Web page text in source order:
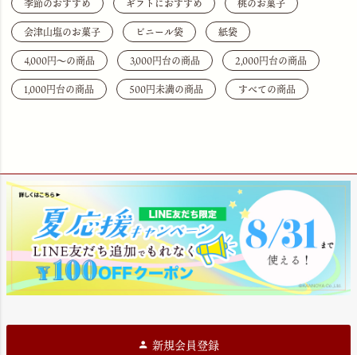
季節のおすすめ ギフトにおすすめ
桃のお菓子
会津山塩のお菓子
ビニール袋
紙袋
4,000円〜の商品
3,000円台の商品
2,000円台の商品
1,000円台の商品
500円未満の商品 すべての商品
新規会員登録